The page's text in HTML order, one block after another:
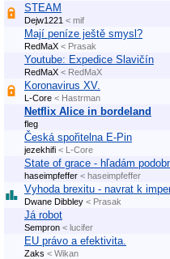
STEAM
Dejw1221 < mif
Mají peníze ještě smysl?
RedMaX < Prasak
Youtube: Expedice Slavičín
RedMaX < RedMaX
Koronavirus XV.
L-Core < Hastrman
Netflix Alice in bordeland
fleg
Česká spořitelna E-Pin
jezekhifi < L-Core
State of grace - hľadám
haseimpfeffer < haseimpfeffer
Vyhoda brexitu - navrat k
Dwane Dibbley < Prasak
Já robot
Sempron < lucifer
EU právo a efektivita.
Zaks < Wikan